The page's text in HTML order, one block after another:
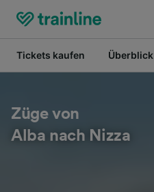
Tickets kaufen Überblick
Züge von
Alba nach Nizza